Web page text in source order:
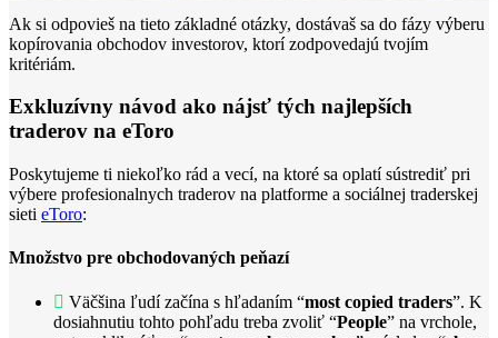
Ak si odpovieš na tieto základné otázky, dostávaš sa do fázy výberu
kopírovania obchodov investorov, ktorí zodpovedajú tvojím
kritériám.
Exkluzívny návod ako nájsť tých najlepších
traderov na eToro
Poskytujeme ti niekoľko rád a vecí, na ktoré sa oplatí sústrediť pri
výbere profesionalnych traderov na platforme a sociálnej traderskej
sieti eToro:
Množstvo pre obchodovaných peňazí
Väčšina ľudí začína s hľadaním “most copied traders”. K
dosiahnutiu tohto pohľadu treba zvoliť “People” na vrchole,